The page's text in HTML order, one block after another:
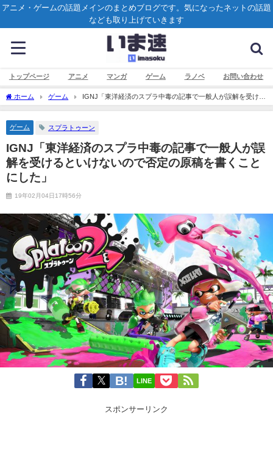
アニメ・ゲームの話題メインのまとめブログです。気になったネットの話題
なども取り上げていきます
トップページ アニメ マンガ ゲーム ラノベ お問い合わせ
ホーム ゲーム
IGNJ「東洋経済のスプラ中毒の記事で一般人が誤解を受ける
といけないので否定の原稿を書くことにした」
ゲーム スプラトゥーン
IGNJ「東洋経済のスプラ中毒の記事で一般人が誤
解を受けるといけないので否定の原稿を書くこと
にした」
19年02月04日17時56分
LINE
スポンサーリンク